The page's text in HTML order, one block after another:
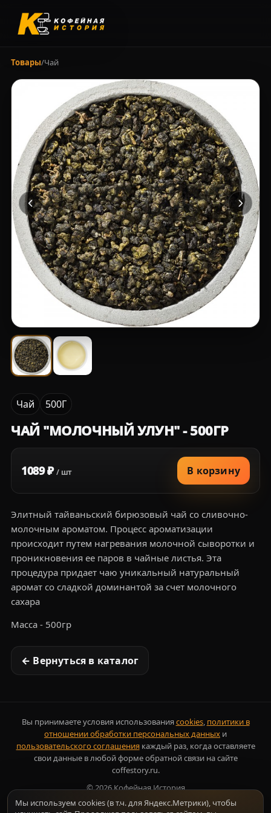
Товары/Чай
Чай 500Г
ЧАЙ "МОЛОЧНЫЙ УЛУН" - 500ГР
1089 ₽/ шт В корзину
Элитный тайваньский бирюзовый чай со сливочно-
молочным ароматом. Процесс ароматизации
происходит путем нагревания молочной сыворотки и
проникновения ее паров в чайные листья. Эта
процедура придает чаю уникальный натуральный
аромат со сладкой доминантой за счет молочного
сахара
Масса - 500гр
← Вернуться в каталог
Вы принимаете условия использованияcookies, политики в
отношении обработки персональных данных и
пользовательского соглашениякаждый раз, когда оставляете
свои данные в любой форме обратной связи на сайте
coffestory.ru.
©2026Кофейная История
Мы используем cookies (в т.ч. для Яндекс.Метрики), чтобы